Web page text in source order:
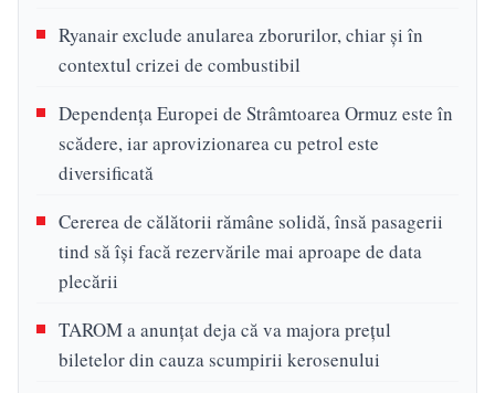
Ryanair exclude anularea zborurilor, chiar și în
contextul crizei de combustibil
Dependența Europei de Strâmtoarea Ormuz este în
scădere, iar aprovizionarea cu petrol este
diversificată
Cererea de călătorii rămâne solidă, însă pasagerii
tind să își facă rezervările mai aproape de data
plecării
TAROM a anunțat deja că va majora prețul
biletelor din cauza scumpirii kerosenului